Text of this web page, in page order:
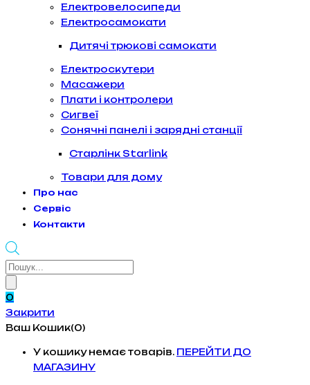
Електровелосипеди
Електросамокати
Дитячі трюкові самокати
Електроскутери
Масажери
Плати і контролери
Сигвеї
Сонячні панелі і зарядні станції
Старлінк Starlink
Товари для дому
Про нас
Сервіс
Контакти
Products
0
Закрити
Ваш Кошик(0)
У кошику немає товарів. ПЕРЕЙТИ ДО
МАГАЗИНУ